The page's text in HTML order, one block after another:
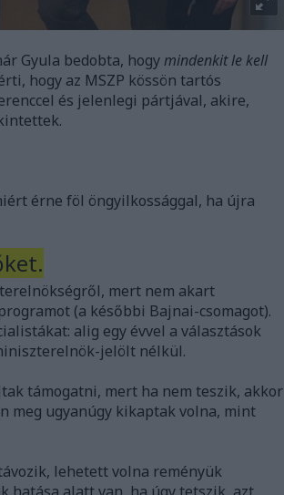
Gyula bedobta, hogymindenkit le kell
hogy az MSZP kössön tartós
és jelenlegi pártjával, akire,
érne föl öngyilkossággal, ha újra
mert nem akart
(a későbbi Bajnai-csomagot).
alig egy évvel a választások
jelölt nélkül.
támogatni, mert ha nem teszik, akkor
meg ugyanúgy kikaptak volna, mint
lehetett volna reményük
hatása alatt van, ha úgy tetszik, azt